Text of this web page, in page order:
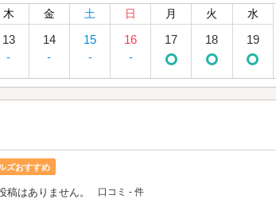
木 金 土 日 月 火 水
13
-
14
-
15
-
16
-
17 18 19
ズおすすめ
稿はありません。 口コミ - 件